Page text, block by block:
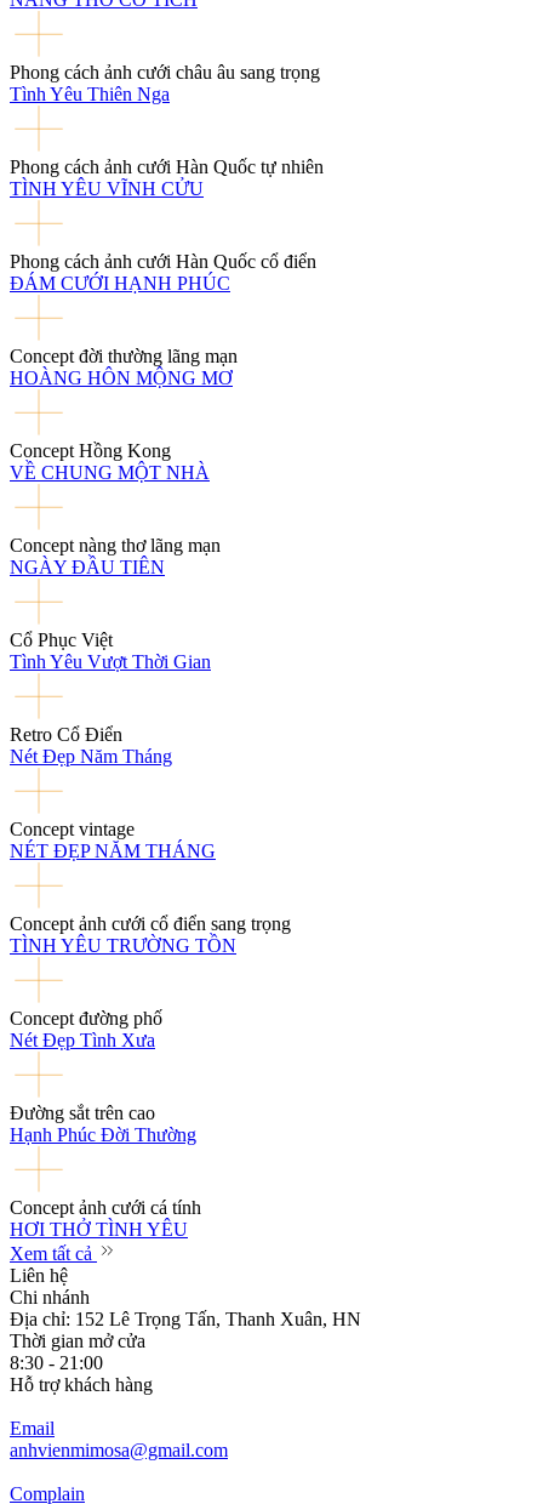
Phong cách ảnh cưới châu âu sang trọng
Tình Yêu Thiên Nga
Phong cách ảnh cưới Hàn Quốc tự nhiên
TÌNH YÊU VĨNH CỬU
Phong cách ảnh cưới Hàn Quốc cổ điển
ĐÁM CƯỚI HẠNH PHÚC
Concept đời thường lãng mạn
HOÀNG HÔN MỘNG MƠ
Concept Hồng Kong
VỀ CHUNG MỘT NHÀ
Concept nàng thơ lãng mạn
NGÀY ĐẦU TIÊN
Cổ Phục Việt
Tình Yêu Vượt Thời Gian
Retro Cổ Điển
Nét Đẹp Năm Tháng
Concept vintage
NÉT ĐẸP NĂM THÁNG
Concept ảnh cưới cổ điển sang trọng
TÌNH YÊU TRƯỜNG TỒN
Concept đường phố
Nét Đẹp Tình Xưa
Đường sắt trên cao
Hạnh Phúc Đời Thường
Concept ảnh cưới cá tính
HƠI THỞ TÌNH YÊU
Xem tất cả
Liên hệ
Chi nhánh
Địa chỉ: 152 Lê Trọng Tấn, Thanh Xuân, HN
Thời gian mở cửa
8:30 - 21:00
Hỗ trợ khách hàng
Email
anhvienmimosa@gmail.com
Complain